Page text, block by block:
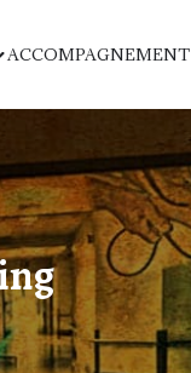
ACCOMPAGNEMENT